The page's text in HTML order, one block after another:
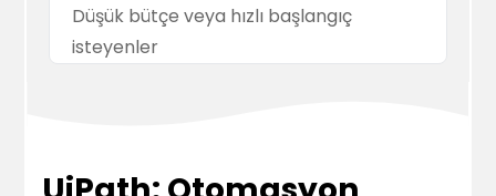
Düşük bütçe veya hızlı başlangıç
isteyenler